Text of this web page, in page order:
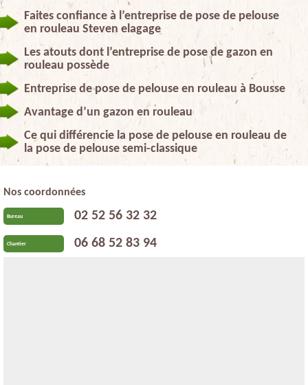
Faites confiance à l’entreprise de pose de pelouse
en rouleau Steven elagage
Les atouts dont l’entreprise de pose de gazon en
rouleau possède
Entreprise de pose de pelouse en rouleau à Bousse
Avantage d’un gazon en rouleau
Ce qui différencie la pose de pelouse en rouleau de
la pose de pelouse semi-classique
Nos coordonnées
Bureau 02 52 56 32 32
Chantier 06 68 52 83 94